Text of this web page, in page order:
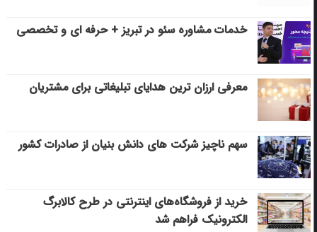
خدمات مشاوره سئو در تبریز + حرفه ای و تخصصی
معرفی ارزان ترین هدایای تبلیغاتی برای مشتریان
سهم ناچیز شرکت های دانش بنیان از صادرات کشور
خرید از فروشگاه‌های اینترنتی در طرح کالابرگ
الکترونیک فراهم شد